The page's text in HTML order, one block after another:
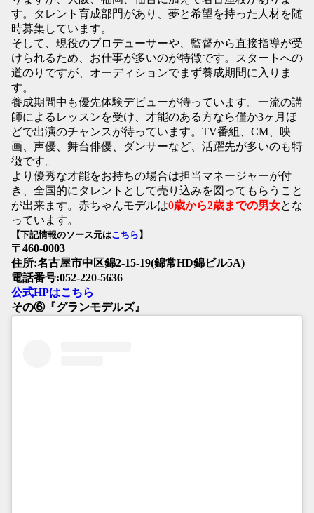
す。タレント育成部門があり、夢と希望を持った人材を随
時募集しています。
そして、現役のプロデューサーや、監督から直接指導が受
けられるため、お仕事が多いのが特徴です。スタートへの
道のりですが、オーディションでまず養成期間に入りま
す。
養成期間中も優先体験デビューが待っています。一流の講
師によるレッスンを受け、才能のある方なら僅か3ヶ月ほ
どで出演のチャンスが待っています。TV番組、CM、映
画、声優、舞台俳優、ダンサーなど、活躍先が多いのも特
徴です。
より優秀な才能をお持ちの場合は担当マネージャーが付
き、全国的にタレントとして売り込みを図ってもらうこと
が出来ます。赤ちゃんモデルは0歳から2歳までの男女とな
っています。
【下記情報のソース元はこちら】
〒460-0003
住所:名古屋市中区錦2-15-19(錦常HD錦ビル5A)
電話番号:052-220-5636
公式HPはこちら
その⑥『グランモデルズ』